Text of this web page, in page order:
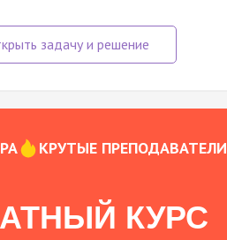
КРУТЫЕ ПРЕПОДАВАТЕЛИ
КУРС